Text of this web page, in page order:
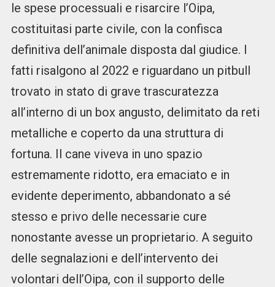
le spese processuali e risarcire l’Oipa,
costituitasi parte civile, con la confisca
definitiva dell’animale disposta dal giudice. I
fatti risalgono al 2022 e riguardano un pitbull
trovato in stato di grave trascuratezza
all’interno di un box angusto, delimitato da reti
metalliche e coperto da una struttura di
fortuna. Il cane viveva in uno spazio
estremamente ridotto, era emaciato e in
evidente deperimento, abbandonato a sé
stesso e privo delle necessarie cure
nonostante avesse un proprietario. A seguito
delle segnalazioni e dell’intervento dei
volontari dell’Oipa, con il supporto delle